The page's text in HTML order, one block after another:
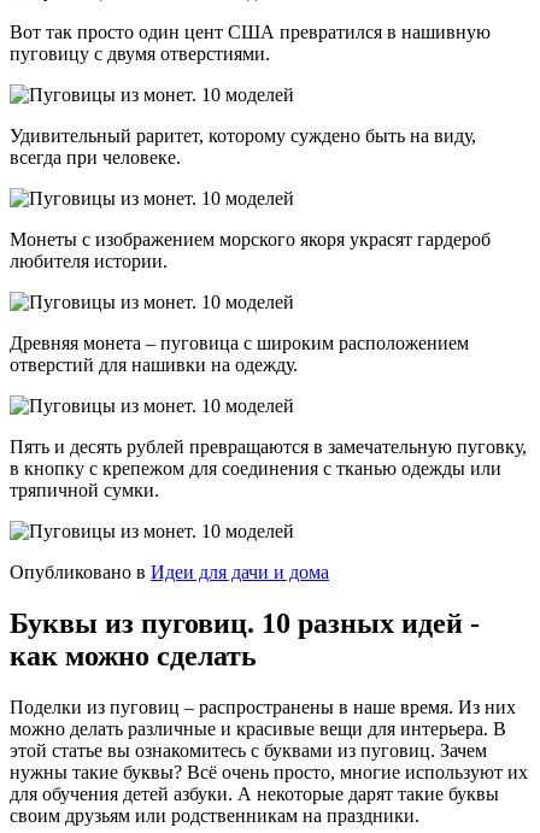
Вот так просто один цент США превратился в нашивную
пуговицу с двумя отверстиями.
Удивительный раритет, которому суждено быть на виду,
всегда при человеке.
Монеты с изображением морского якоря украсят гардероб
любителя истории.
Древняя монета – пуговица с широким расположением
отверстий для нашивки на одежду.
Пять и десять рублей превращаются в замечательную пуговку,
в кнопку с крепежом для соединения с тканью одежды или
тряпичной сумки.
Опубликовано в Идеи для дачи и дома
Буквы из пуговиц. 10 разных идей -
как можно сделать
Поделки из пуговиц – распространены в наше время. Из них
можно делать различные и красивые вещи для интерьера. В
этой статье вы ознакомитесь с буквами из пуговиц. Зачем
нужны такие буквы? Всё очень просто, многие используют их
для обучения детей азбуки. А некоторые дарят такие буквы
своим друзьям или родственникам на праздники.